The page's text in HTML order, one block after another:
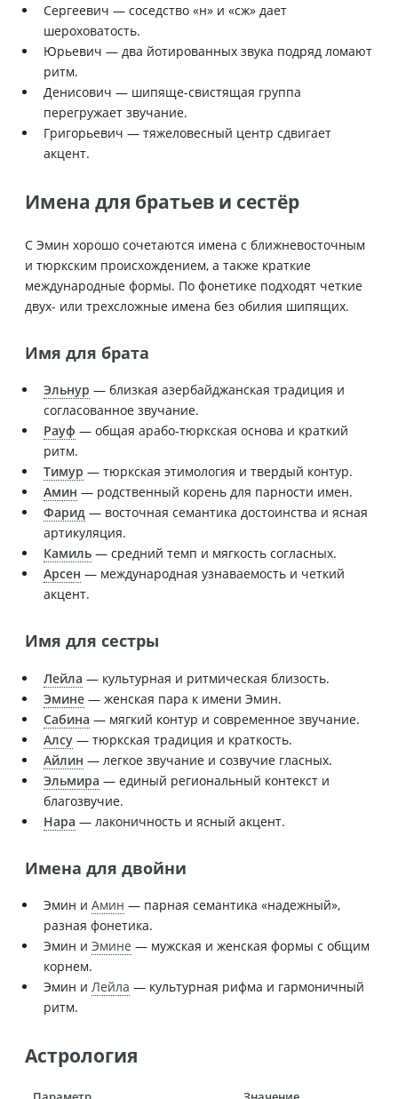
Сергеевич — соседство «н» и «сж» дает
шероховатость.
Юрьевич — два йотированных звука подряд ломают
ритм.
Денисович — шипяще-свистящая группа
перегружает звучание.
Григорьевич — тяжеловесный центр сдвигает
акцент.
Имена для братьев и сестёр
С Эмин хорошо сочетаются имена с ближневосточным
и тюркским происхождением, а также краткие
международные формы. По фонетике подходят четкие
двух- или трехсложные имена без обилия шипящих.
Имя для брата
Эльнур — близкая азербайджанская традиция и
согласованное звучание.
Рауф — общая арабо-тюркская основа и краткий
ритм.
Тимур — тюркская этимология и твердый контур.
Амин — родственный корень для парности имен.
Фарид — восточная семантика достоинства и ясная
артикуляция.
Камиль — средний темп и мягкость согласных.
Арсен — международная узнаваемость и четкий
акцент.
Имя для сестры
Лейла — культурная и ритмическая близость.
Эмине — женская пара к имени Эмин.
Сабина — мягкий контур и современное звучание.
Алсу — тюркская традиция и краткость.
Айлин — легкое звучание и созвучие гласных.
Эльмира — единый региональный контекст и
благозвучие.
Нара — лаконичность и ясный акцент.
Имена для двойни
Эмин и Амин — парная семантика «надежный»,
разная фонетика.
Эмин и Эмине — мужская и женская формы с общим
корнем.
Эмин и Лейла — культурная рифма и гармоничный
ритм.
Астрология